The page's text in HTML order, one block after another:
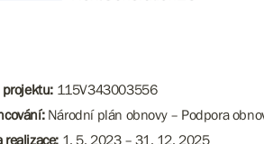
projektu: 115V343003556
Národní plán obnovy – Podpora
realizace: 1. 5. 2023 – 31. 12. 2025